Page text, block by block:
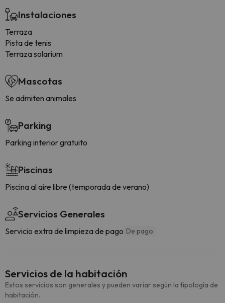
Instalaciones
Terraza
Pista de tenis
Terraza solarium
Mascotas
Se admiten animales
Parking
Parking interior gratuito
Piscinas
Piscina al aire libre (temporada de verano)
Servicios Generales
Servicio extra de limpieza de pago De pago
Servicios de la habitación
Estos servicios son generales y pueden variar según la tipología de
habitación.